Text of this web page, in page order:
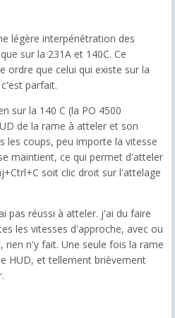
légère interpénétration des
sur la 231A et 140C. Ce
ordre que celui qui existe sur la
parfait.
sur la 140 C (la PO 4500
de la rame à atteler et son
les coups, peu importe la vitesse
maintient, ce qui permet d'atteler
soit clic droit sur l'attelage
pas réussi à atteler. j'ai du faire
les vitesses d'approche, avec ou
n'y fait. Une seule fois la rame
HUD, et tellement brièvement